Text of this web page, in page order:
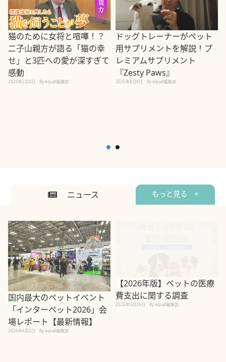
猫のために女将と喧嘩！？
二子山親方が語る「猫の幸
せ」と3匹への愛が深すぎて
感動
2026年2月4日 By equall編集部
ドッグトレーナーがペット
用サプリメントを解説！プ
レミアムサプリメント
『Zesty Paws』
2025年8月8日 By equall編集部
ニュース もっと見る +
国内最大のペットイベント
「インターペット2026」会
場レポート【最新情報】
2026年4月2日 By equall編集部
【2026年版】ペットの医療
費支出に関する調査
2026年3月26日 By equall編集部